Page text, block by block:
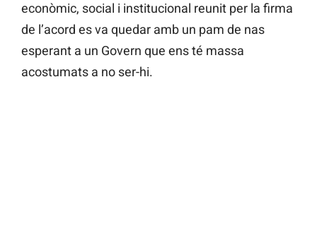
econòmic, social i institucional reunit per la firma
de l’acord es va quedar amb un pam de nas
esperant a un Govern que ens té massa
acostumats a no ser-hi.